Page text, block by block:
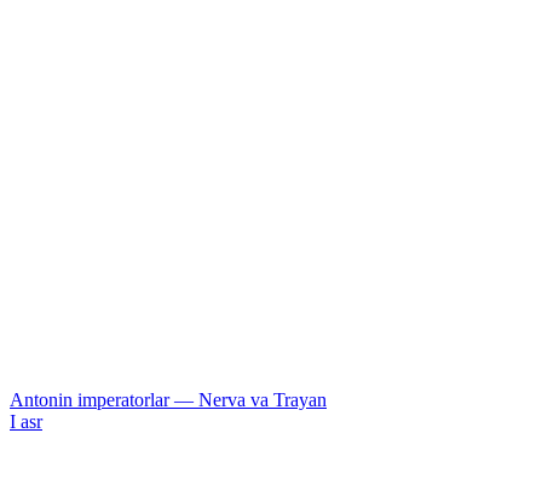
Antonin imperatorlar — Nerva va Trayan
I asr